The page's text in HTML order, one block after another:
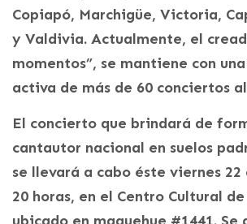
Copiapó, Marchigüe, Victoria,
y Valdivia. Actualmente, el
momentos”, se mantiene con
activa de más de 60 conciertos
El concierto que brindará de
cantautor nacional en suelos
se llevará a cabo éste viernes
20 horas, en el Centro Cultural